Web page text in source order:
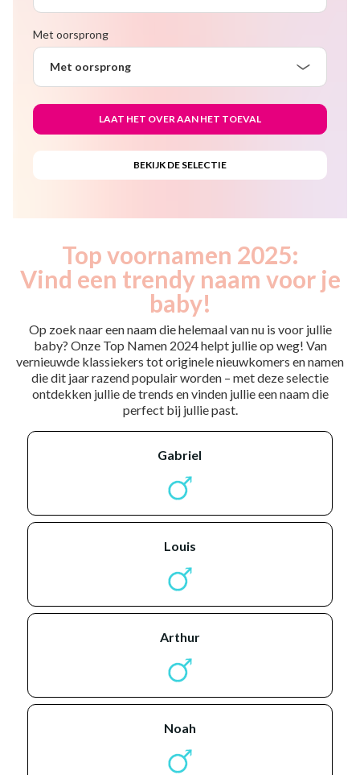
Met oorsprong
Met oorsprong
Top voornamen 2025:
Vind een trendy naam voor je
baby!
Op zoek naar een naam die helemaal van nu is voor jullie
baby? Onze Top Namen 2024 helpt jullie op weg! Van
vernieuwde klassiekers tot originele nieuwkomers en namen
die dit jaar razend populair worden – met deze selectie
ontdekken jullie de trends en vinden jullie een naam die
perfect bij jullie past.
gabriel
louis
arthur
noah